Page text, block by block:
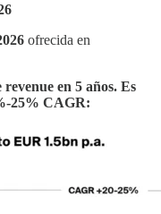
ofrecida en
en 5 años. Es
25% CAGR: